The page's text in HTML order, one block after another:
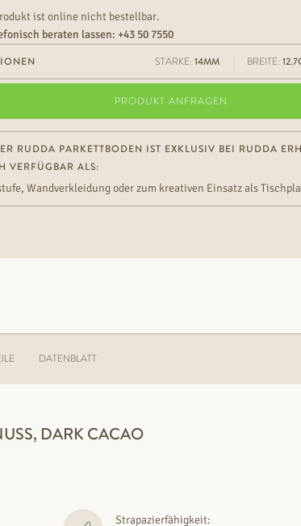
ist online nicht bestellbar.
beraten lassen: +43 50 7550
STÄRKE: 14MM BREITE:
PRODUKT ANFRAGEN
RUDDA PARKETTBODEN IST EXKLUSIV BEI RUDDA
VERFÜGBAR ALS:
Wandverkleidung oder zum kreativen Einsatz als
DATENBLATT
DARK CACAO
Strapazierfähigkeit: